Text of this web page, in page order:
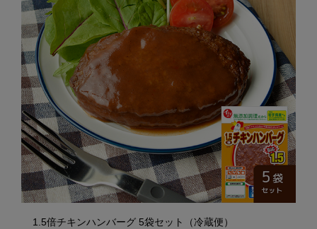
1.5倍チキンハンバーグ 5袋セット（冷蔵便）